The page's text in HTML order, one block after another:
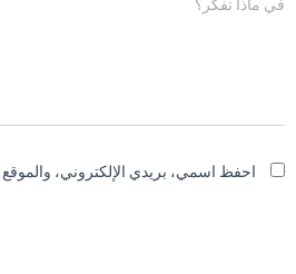
في ماذا تفكر؟
احفظ اسمي، بريدي الإلكتروني، والموقع